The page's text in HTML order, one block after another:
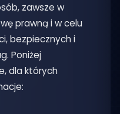
zawsze w
prawną i w celu
bezpiecznych i
Poniżej
dla których